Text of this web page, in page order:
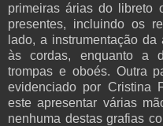
primeiras árias do libreto
presentes, incluindo os
lado, a instrumentação
às cordas, enquanto a
trompas e oboés. Outra
evidenciado por Cristina
este apresentar várias
nenhuma destas grafias